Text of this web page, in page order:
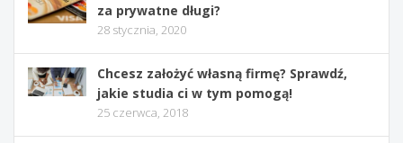
za prywatne długi?
28 stycznia, 2020
Chcesz założyć własną firmę? Sprawdź,
jakie studia ci w tym pomogą!
25 czerwca, 2018